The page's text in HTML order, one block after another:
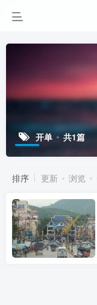
开单 共1篇
排序 更新 浏览